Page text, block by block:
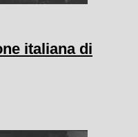
italiana di